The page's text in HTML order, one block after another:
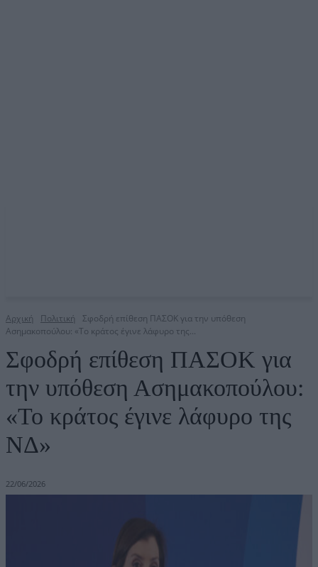
Αρχική Πολιτική
Σφοδρή επίθεση ΠΑΣΟΚ για την υπόθεση
Ασημακοπούλου: «Το κράτος έγινε λάφυρο της...
Σφοδρή επίθεση ΠΑΣΟΚ για
την υπόθεση Ασημακοπούλου:
«Το κράτος έγινε λάφυρο της
ΝΔ»
22/06/2026